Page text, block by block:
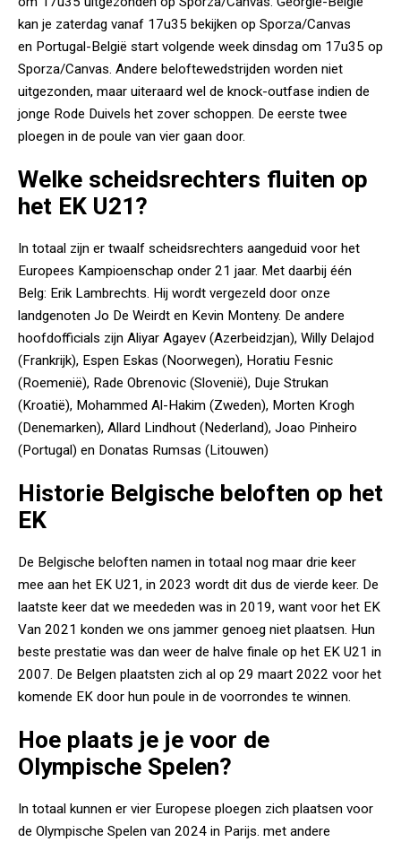
kan je zaterdag vanaf 17u35 bekijken op Sporza/Canvas
en Portugal-België start volgende week dinsdag om 17u35 op
Sporza/Canvas. Andere beloftewedstrijden worden niet
uitgezonden, maar uiteraard wel de knock-outfase indien de
jonge Rode Duivels het zover schoppen. De eerste twee
ploegen in de poule van vier gaan door.
Welke scheidsrechters fluiten op
het EK U21?
In totaal zijn er twaalf scheidsrechters aangeduid voor het
Europees Kampioenschap onder 21 jaar. Met daarbij één
Belg: Erik Lambrechts. Hij wordt vergezeld door onze
landgenoten Jo De Weirdt en Kevin Monteny. De andere
hoofdofficials zijn Aliyar Agayev (Azerbeidzjan), Willy Delajod
(Frankrijk), Espen Eskas (Noorwegen), Horatiu Fesnic
(Roemenië), Rade Obrenovic (Slovenië), Duje Strukan
(Kroatië), Mohammed Al-Hakim (Zweden), Morten Krogh
(Denemarken), Allard Lindhout (Nederland), Joao Pinheiro
(Portugal) en Donatas Rumsas (Litouwen)
Historie Belgische beloften op het
EK
De Belgische beloften namen in totaal nog maar drie keer
mee aan het EK U21, in 2023 wordt dit dus de vierde keer. De
laatste keer dat we meededen was in 2019, want voor het EK
Van 2021 konden we ons jammer genoeg niet plaatsen. Hun
beste prestatie was dan weer de halve finale op het EK U21 in
2007. De Belgen plaatsten zich al op 29 maart 2022 voor het
komende EK door hun poule in de voorrondes te winnen.
Hoe plaats je je voor de
Olympische Spelen?
In totaal kunnen er vier Europese ploegen zich plaatsen voor
de Olympische Spelen van 2024 in Parijs. met andere